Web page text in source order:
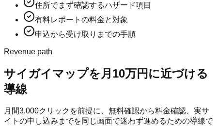
住所でまず確認するハザード項目
有料レポートの料金と対象
申込から受け取りまでの手順
Revenue path
サイガイマップを月10万円に近づける
導線
月間3,000クリックを前提に、無料確認から料金確認、実サ
イトの申し込みまでを同じ画面で迷わず進めるための導線で